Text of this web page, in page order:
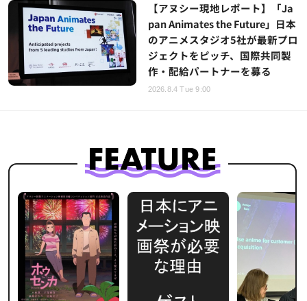
【アヌシー現地レポート】「Ja
pan Animates the Future」日本
のアニメスタジオ5社が最新プロ
ジェクトをピッチ、国際共同製
作・配給パートナーを募る
2026.8.4 Tue 9:00